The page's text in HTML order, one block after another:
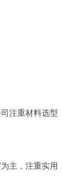
注重材料选型
主，注重实用